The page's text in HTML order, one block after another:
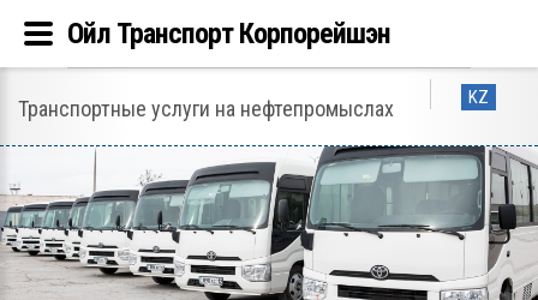
KZ
Транспортные услуги на нефтепромыслах
Ойл Транспорт Корпорейшэн